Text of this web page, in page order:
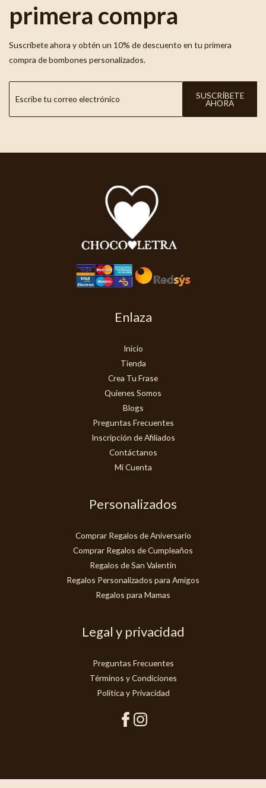
primera compra
Suscríbete ahora y obtén un 10% de descuento en tu primera
compra de bombones personalizados.
SUSCRÍBETE
AHORA
Enlaza
Inicio
Tienda
Crea Tu Frase
Quienes Somos
Blogs
Preguntas Frecuentes
Inscripción de Afiliados
Contáctanos
Mi Cuenta
Personalizados
Comprar Regalos de Aniversario
Comprar Regalos de Cumpleaños
Regalos de San Valentín
Regalos Personalizados para Amigos
Regalos para Mamas
Legal y privacidad
Preguntas Frecuentes
Términos y Condiciones
Politica y Privacidad